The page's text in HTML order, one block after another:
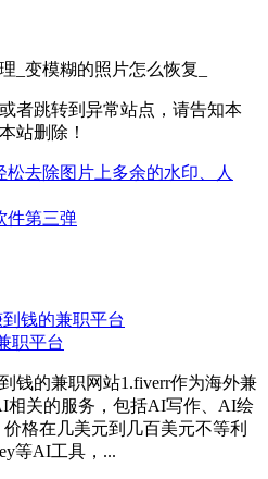
者跳转到异常站点，请告知本
站删除！
松去除图片上多余的水印、人
件第三弹
职平台
钱的兼职网站1.fiverr作为海外兼
相关的服务，包括AI写作、AI绘
格在几美元到几百美元不等利
等AI工具，...